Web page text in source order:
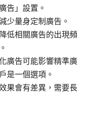
告」設置。
少量身定制廣告。
低相關廣告的出現頻
廣告可能影響精準廣
是一個選項。
果會有差異，需要長